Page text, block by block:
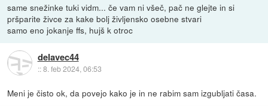
same snežinke tuki vidm... če vam ni všeč, pač ne glejte in si
pršparite živce za kake bolj življensko osebne stvari
samo eno jokanje ffs, hujš k otroc
delavec44
::8. feb 2024, 06:53
Meni je čisto ok, da povejo kako je in ne rabim sam izgubljati časa.